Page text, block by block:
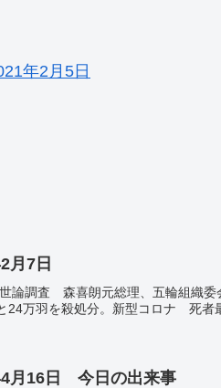
年2月5日
月7日
論調査 森喜朗元総理、五輪組織
24万羽を殺処分。新型コロナ 死者
月16日 今日の出来事